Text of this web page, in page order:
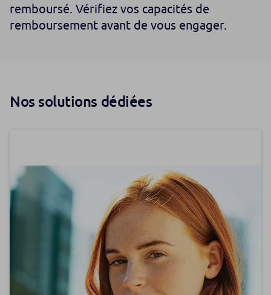
remboursé. Vérifiez vos capacités de
remboursement avant de vous engager.
Nos solutions dédiées